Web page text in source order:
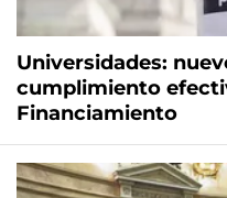
Universidades:
cumplimiento
Financiamiento